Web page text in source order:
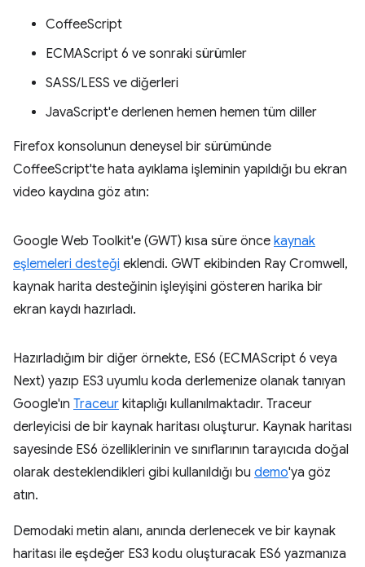
CoffeeScript
ECMAScript 6 ve sonraki sürümler
SASS/LESS ve diğerleri
JavaScript'e derlenen hemen hemen tüm diller
Firefox konsolunun deneysel bir sürümünde
CoffeeScript'te hata ayıklama işleminin yapıldığı bu ekran
video kaydına göz atın:
Google Web Toolkit'e (GWT) kısa süre önce kaynak
eşlemeleri desteği eklendi. GWT ekibinden Ray Cromwell,
kaynak harita desteğinin işleyişini gösteren harika bir
ekran kaydı hazırladı.
Hazırladığım bir diğer örnekte, ES6 (ECMAScript 6 veya
Next) yazıp ES3 uyumlu koda derlemenize olanak tanıyan
Google'ın Traceur kitaplığı kullanılmaktadır. Traceur
derleyicisi de bir kaynak haritası oluşturur. Kaynak haritası
sayesinde ES6 özelliklerinin ve sınıflarının tarayıcıda doğal
olarak desteklendikleri gibi kullanıldığı bu demo'ya göz
atın.
Demodaki metin alanı, anında derlenecek ve bir kaynak
haritası ile eşdeğer ES3 kodu oluşturacak ES6 yazmanıza